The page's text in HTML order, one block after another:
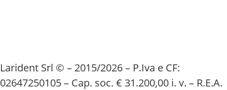
Larident Srl © – 2015/2026 – P.Iva e CF:
02647250105 – Cap. soc. € 31.200,00 i. v. – R.E.A.